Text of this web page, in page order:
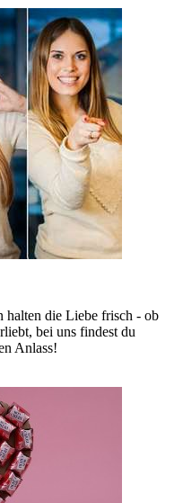
halten die Liebe frisch - ob
bei uns findest du
Anlass!